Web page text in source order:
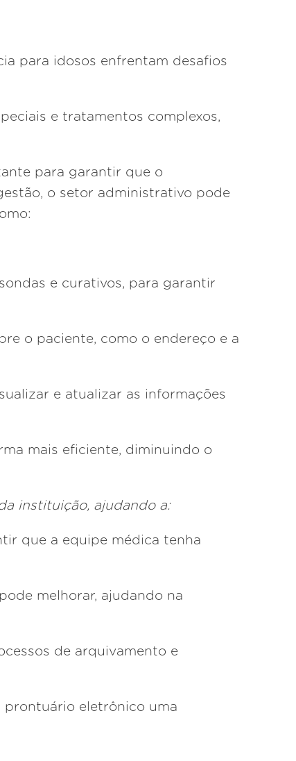
para idosos enfrentam desafios
e tratamentos complexos,
para garantir que o
o setor administrativo pode
e curativos, para garantir
o paciente, como o endereço e a
e atualizar as informações
mais eficiente, diminuindo o
instituição, ajudando a:
que a equipe médica tenha
melhorar, ajudando na
de arquivamento e
prontuário eletrônico uma